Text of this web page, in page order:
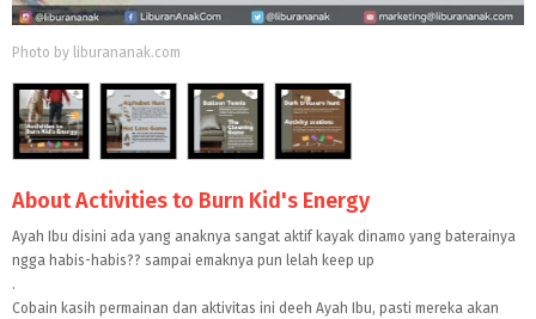
Photo by liburananak.com
About Activities to Burn Kid's Energy
Ayah Ibu disini ada yang anaknya sangat aktif kayak dinamo yang baterainya
ngga habis-habis?? sampai emaknya pun lelah keep up
.
Cobain kasih permainan dan aktivitas ini deeh Ayah Ibu, pasti mereka akan